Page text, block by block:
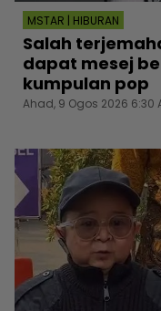
MSTAR | HIBURAN
Salah
dapat mesej
kumpulan pop
Ahad, 9 Ogos 2026 6:30